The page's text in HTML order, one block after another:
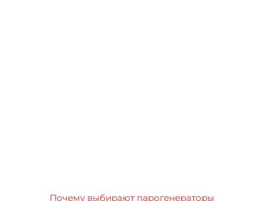
Почему выбирают парогенераторы